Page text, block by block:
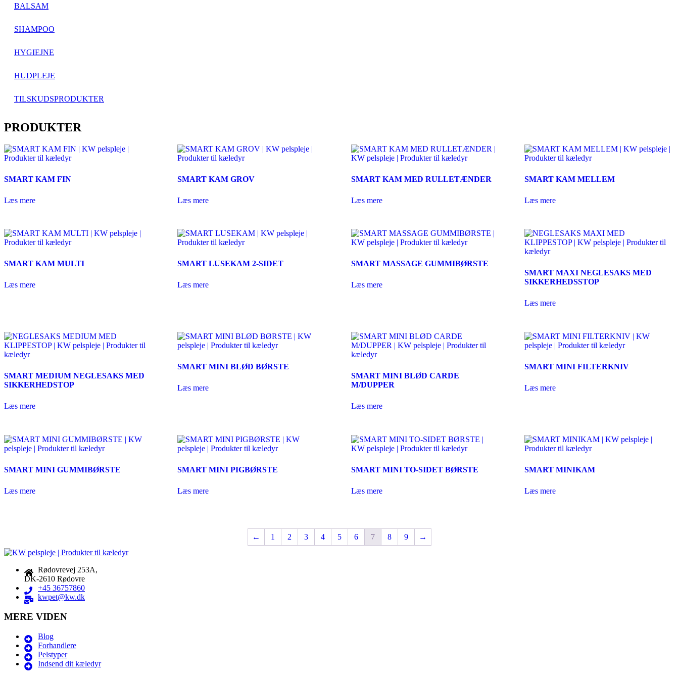
BALSAM
SHAMPOO
HYGIEJNE
HUDPLEJE
TILSKUDSPRODUKTER
PRODUKTER
SMART KAM FIN
Læs mere
SMART KAM GROV
Læs mere
SMART KAM MED RULLETÆNDER
Læs mere
SMART KAM MELLEM
Læs mere
SMART KAM MULTI
Læs mere
SMART LUSEKAM 2-SIDET
Læs mere
SMART MASSAGE GUMMIBØRSTE
Læs mere
SMART MAXI NEGLESAKS MED
SIKKERHEDSSTOP
Læs mere
SMART MEDIUM NEGLESAKS MED
SIKKERHEDSTOP
Læs mere
SMART MINI BLØD BØRSTE
Læs mere
SMART MINI BLØD CARDE
M/DUPPER
Læs mere
SMART MINI FILTERKNIV
Læs mere
SMART MINI GUMMIBØRSTE
Læs mere
SMART MINI PIGBØRSTE
Læs mere
SMART MINI TO-SIDET BØRSTE
Læs mere
SMART MINIKAM
Læs mere
← 1 2 3 4 5 6 7 8 9 →
Rødovrevej 253A,
DK-2610 Rødovre
+45 36757860
kwpet@kw.dk
MERE VIDEN
Blog
Forhandlere
Pelstyper
Indsend dit kæledyr